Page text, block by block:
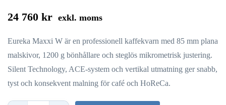
24 760 kr exkl. moms
Eureka Maxxi W är en professionell kaffekvarn med 85 mm plana
malskivor, 1200 g bönhållare och steglös mikrometrisk justering.
Silent Technology, ACE-system och vertikal utmatning ger snabb,
tyst och konsekvent malning för café och HoReCa.